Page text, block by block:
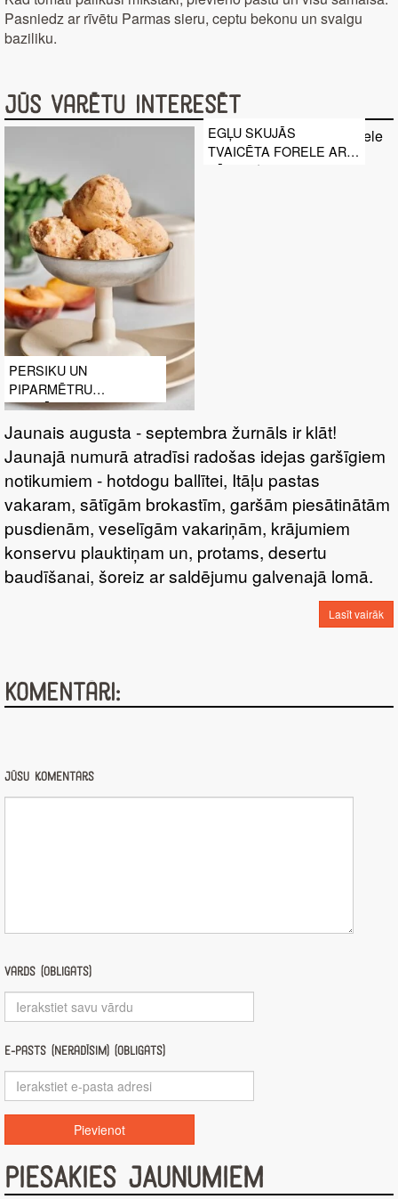
Pasniedz ar rīvētu Parmas sieru, ceptu bekonu un svaigu
baziliku.
Jūs varētu interesēt
PERSIKU UN
PIPARMĒTRU
SALDĒJUMS
EGĻU SKUJĀS
TVAICĒTA FORELE AR
DĀRZEŅIEM
Jaunais augusta - septembra žurnāls ir klāt!
Jaunajā numurā atradīsi radošas idejas garšīgiem
notikumiem - hotdogu ballītei, Itāļu pastas
vakaram, sātīgām brokastīm, garšām piesātinātām
pusdienām, veselīgām vakariņām, krājumiem
konservu plauktiņam un, protams, desertu
baudīšanai, šoreiz ar saldējumu galvenajā lomā.
Lasīt vairāk
Komentāri:
Jūsu komentārs
Vārds (obligāts)
E-pasts (nerādīsim) (obligāts)
PIESAKIES JAUNUMIEM